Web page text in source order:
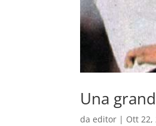
Una
daeditor | Ott 22,